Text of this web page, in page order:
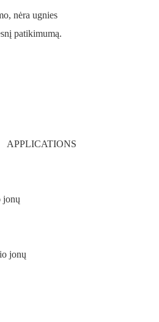
nėra ugnies
patikimumą.
APPLICATIONS